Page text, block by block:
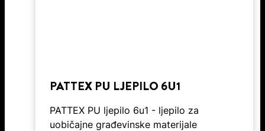
PATTEX PU LJEPILO 6U1
PATTEX PU ljepilo 6u1 - ljepilo za
uobičajne građevinske materijale